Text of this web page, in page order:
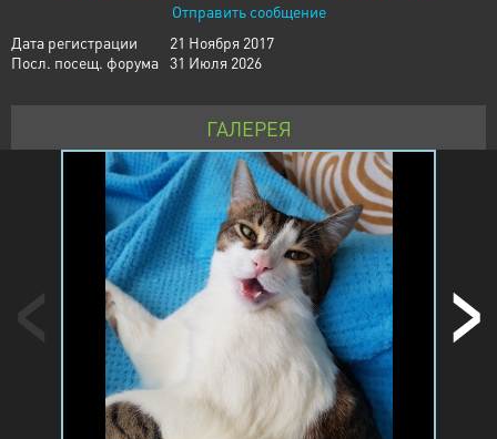
Отправить сообщение
Дата регистрации
21 Ноября 2017
Посл. посещ. форума 31 Июля 2026
ГАЛЕРЕЯ